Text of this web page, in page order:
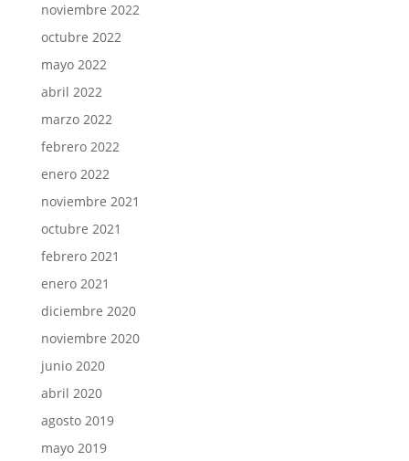
noviembre 2022
octubre 2022
mayo 2022
abril 2022
marzo 2022
febrero 2022
enero 2022
noviembre 2021
octubre 2021
febrero 2021
enero 2021
diciembre 2020
noviembre 2020
junio 2020
abril 2020
agosto 2019
mayo 2019